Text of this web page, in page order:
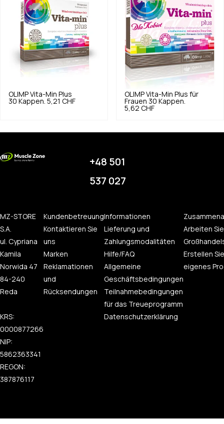
OLIMP Vita-Min Plus
30 Kappen. 5,21 CHF
OLIMP Vita-Min Plus für
Frauen 30 Kappen.
5,62 CHF
+48 501
537 027
MZ-STORE
S.A.
ul. Cypriana
Kamila
Norwida 47
84-240
Reda
KRS:
0000877266
NIP:
5862363341
REGON:
387876117
Kundenbetreuung
Kontaktieren Sie
uns
Marken
Reklamationen
und
Rücksendungen
Informationen
Lieferung und
Zahlungsmodalitäten
Hilfe/FAQ
Allgemeine
Geschäftsbedingungen
Teilnahmebedingungen
für das Treueprogramm
Datenschutzerklärung
Arbeiten
Erstellen
eigenes